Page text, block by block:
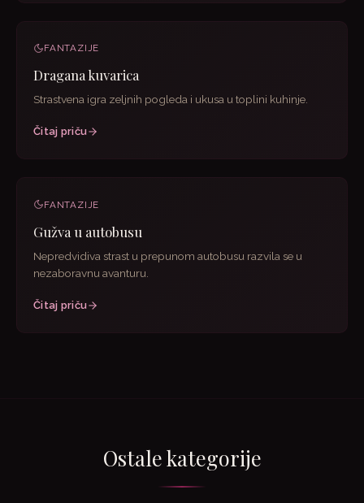
FANTAZIJE
Dragana kuvarica
Strastvena igra zeljnih pogleda i ukusa u toplini kuhinje.
Čitaj priču
FANTAZIJE
Gužva u autobusu
Nepredvidiva strast u prepunom autobusu razvila se u
nezaboravnu avanturu.
Čitaj priču
Ostale kategorije